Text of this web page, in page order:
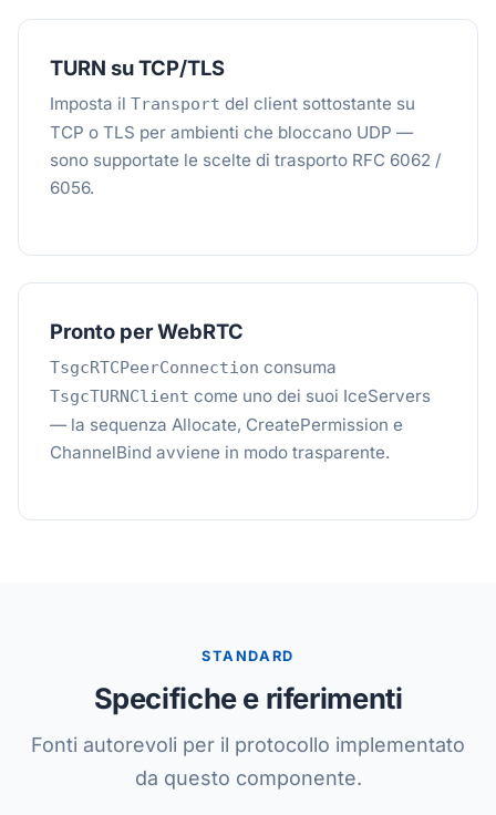
TURN su TCP/TLS
Imposta il Transport del client sottostante su
TCP o TLS per ambienti che bloccano UDP —
sono supportate le scelte di trasporto RFC 6062 /
6056.
Pronto per WebRTC
TsgcRTCPeerConnection consuma
TsgcTURNClient come uno dei suoi IceServers
— la sequenza Allocate, CreatePermission e
ChannelBind avviene in modo trasparente.
STANDARD
Specifiche e riferimenti
Fonti autorevoli per il protocollo implementato
da questo componente.